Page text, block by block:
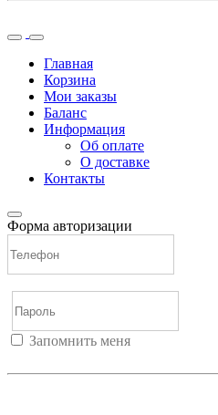
Главная
Корзина
Мои заказы
Баланс
Информация
Об оплате
О доставке
Контакты
Форма авторизации
Запомнить меня